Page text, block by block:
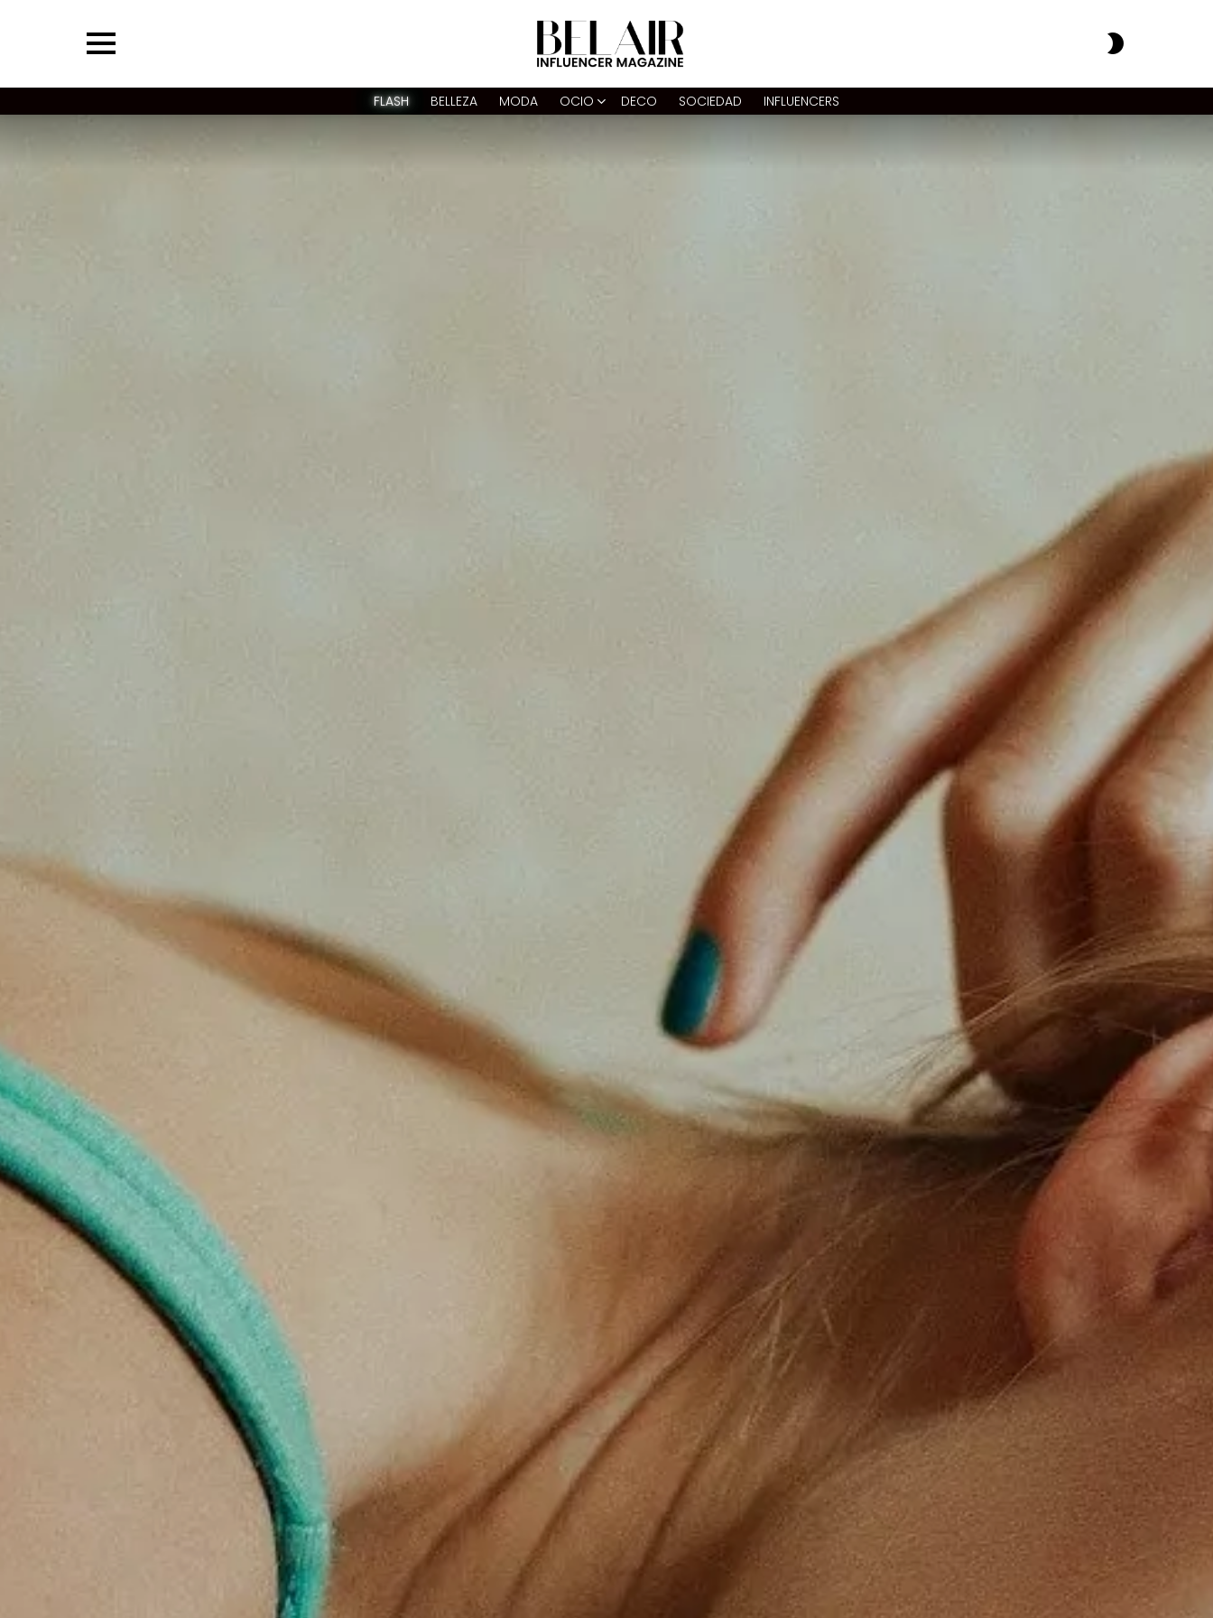
FLASH BELLEZA MODA OCIO DECO SOCIEDAD INFLUENCERS